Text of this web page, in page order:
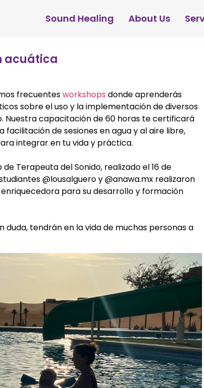
Sound Healing About Us
acuática
frecuentesworkshops donde aprenderás
sobre el uso y la implementación de diversos
Nuestra capacitación de 60 horas te certificará
de sesiones en agua y al aire libre,
integrar en tu vida y práctica.
Terapeuta del Sonido, realizado el 16 de
@lousalguero y @anawa.mx realizaron
para su desarrollo y formación
duda, tendrán en la vida de muchas personas a